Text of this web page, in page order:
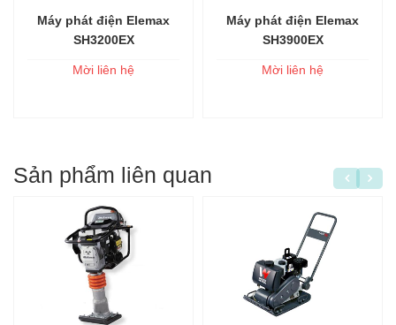
Máy phát điện Elemax
SH3200EX
Mời liên hệ
Máy phát điện Elemax
SH3900EX
Mời liên hệ
Sản phẩm liên quan